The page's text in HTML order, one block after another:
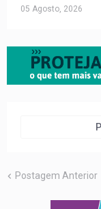
05 Agosto, 2026
Postagem Anterior